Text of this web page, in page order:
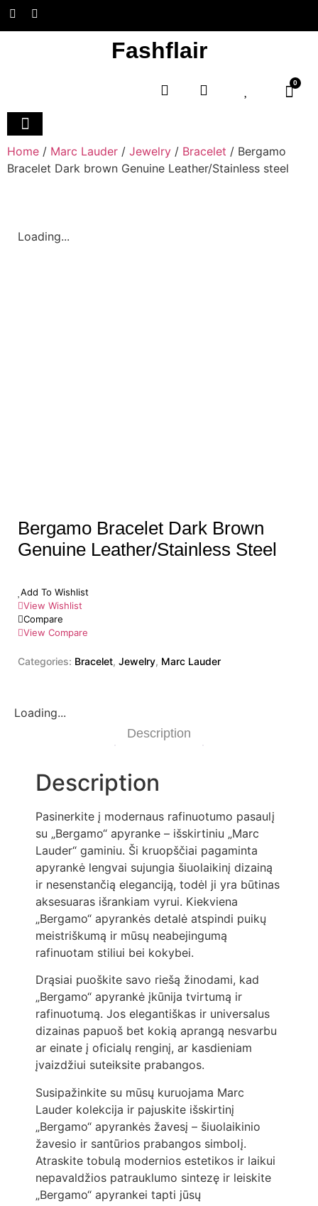
Fashflair
0
Home / Marc Lauder / Jewelry / Bracelet / Bergamo
Bracelet Dark brown Genuine Leather/Stainless steel
Loading...
Bergamo Bracelet Dark Brown
Genuine Leather/Stainless Steel
Add To Wishlist
View Wishlist
Compare
View Compare
Categories: Bracelet, Jewelry, Marc Lauder
Loading...
Description
Description
Pasinerkite į modernaus rafinuotumo pasaulį
su „Bergamo“ apyranke – išskirtiniu „Marc
Lauder“ gaminiu. Ši kruopščiai pagaminta
apyrankė lengvai sujungia šiuolaikinį dizainą
ir nesenstančią eleganciją, todėl ji yra būtinas
aksesuaras išrankiam vyrui. Kiekviena
„Bergamo“ apyrankės detalė atspindi puikų
meistriškumą ir mūsų neabejingumą
rafinuotam stiliui bei kokybei.
Drąsiai puoškite savo riešą žinodami, kad
„Bergamo“ apyrankė įkūnija tvirtumą ir
rafinuotumą. Jos elegantiškas ir universalus
dizainas papuoš bet kokią aprangą nesvarbu
ar einate į oficialų renginį, ar kasdieniam
įvaizdžiui suteiksite prabangos.
Susipažinkite su mūsų kuruojama Marc
Lauder kolekcija ir pajuskite išskirtinį
„Bergamo“ apyrankės žavesį – šiuolaikinio
žavesio ir santūrios prabangos simbolį.
Atraskite tobulą modernios estetikos ir laikui
nepavaldžios patrauklumo sintezę ir leiskite
„Bergamo“ apyrankei tapti jūsų